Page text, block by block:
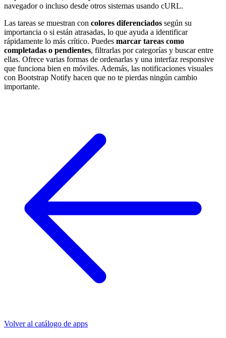
navegador o incluso desde otros sistemas usando cURL.
Las tareas se muestran con colores diferenciados según su
importancia o si están atrasadas, lo que ayuda a identificar
rápidamente lo más crítico. Puedes marcar tareas como
completadas o pendientes, filtrarlas por categorías y buscar entre
ellas. Ofrece varias formas de ordenarlas y una interfaz responsive
que funciona bien en móviles. Además, las notificaciones visuales
con Bootstrap Notify hacen que no te pierdas ningún cambio
importante.
Volver al catálogo de apps